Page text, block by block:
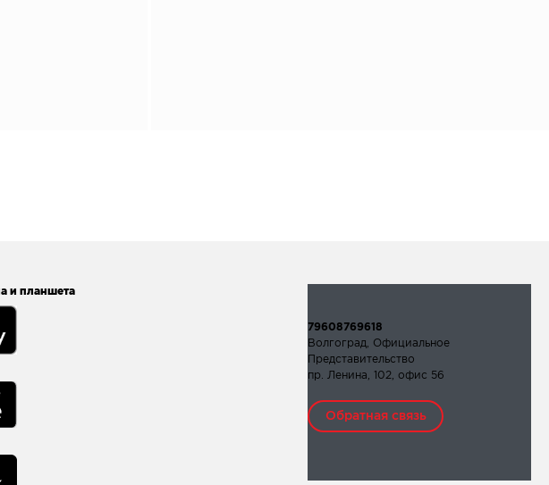
и планшета
79608769618
Волгоград, Официальное
Представительство
пр. Ленина, 102, офис 56
Обратная связь